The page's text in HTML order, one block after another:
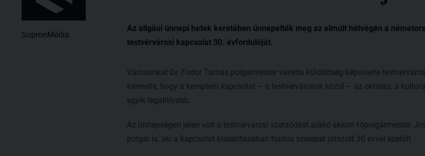
SopronMédia
Az allgäui ünnepi hetek keretében ünnepelték meg az el­­múlt hétvégén a
testvérvárosi kapcsolat 30. évfordulóját.
Városunkat Dr. Fodor Tamás polgármester vezette küldöttség képviselte
kiemelte, hogy a kempteni kapcsolat – a testvérvárosok kö­­zül – az oktatás, a
egyik legaktívabb.
Az ünnepségen jelen volt a testvérvárosi szerződést aláíró akkori főpolgármester,
polgár is, aki a kapcsolat kialakításában fontos szerepet játszott 30 évvel ezelőtt.